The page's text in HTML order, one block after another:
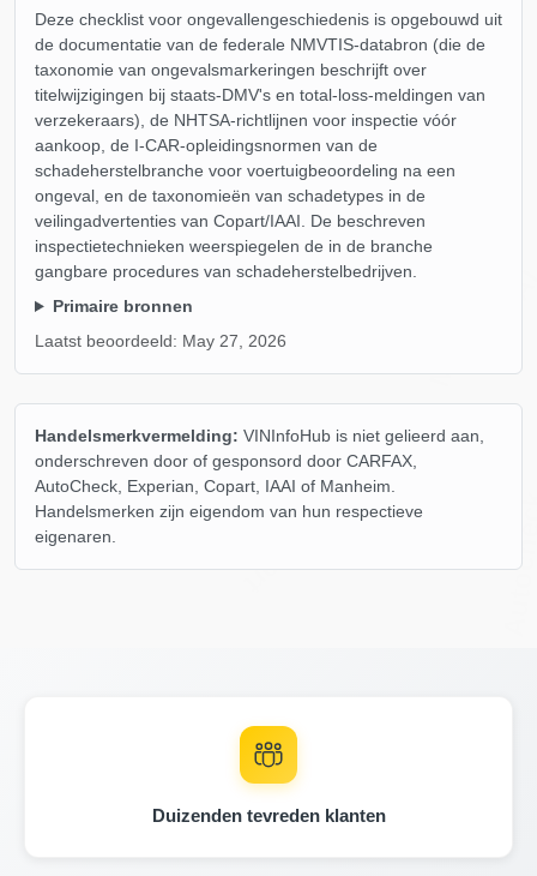
Manheim
IAAI
IAAI
Copart
Copart
Deze checklist voor ongevallengeschiedenis is opgebouwd uit
de documentatie van de federale NMVTIS-databron (die de
taxonomie van ongevalsmarkeringen beschrijft over
titelwijzigingen bij staats-DMV's en total-loss-meldingen van
verzekeraars), de NHTSA-richtlijnen voor inspectie vóór
aankoop, de I-CAR-opleidingsnormen van de
schadeherstelbranche voor voertuigbeoordeling na een
ongeval, en de taxonomieën van schadetypes in de
veilingadvertenties van Copart/IAAI. De beschreven
inspectietechnieken weerspiegelen de in de branche
gangbare procedures van schadeherstelbedrijven.
Primaire bronnen
Laatst beoordeeld: May 27, 2026
Handelsmerkvermelding: VINInfoHub is niet gelieerd aan,
onderschreven door of gesponsord door CARFAX,
AutoCheck, Experian, Copart, IAAI of Manheim.
Handelsmerken zijn eigendom van hun respectieve
eigenaren.
Duizenden tevreden klanten